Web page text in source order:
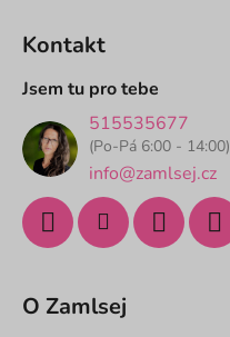
Kontakt
Jsem tu pro tebe
515535677
(Po-Pá 6:00 - 14:00)
info@zamlsej.cz
O Zamlsej